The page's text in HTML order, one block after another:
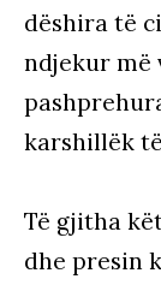
dëshira të
ndjekur më
karshillëk
Të gjitha
dhe presin